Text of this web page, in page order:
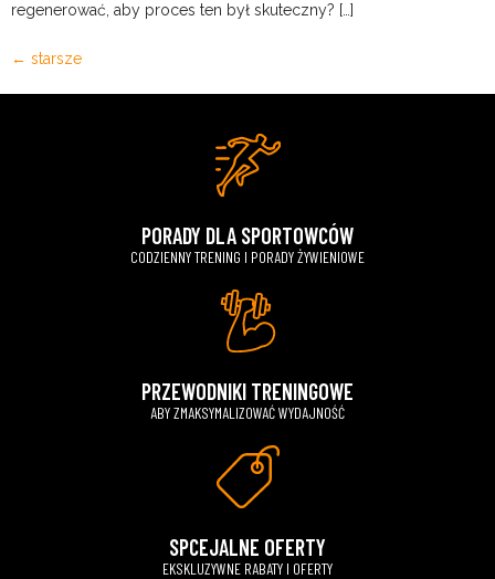
regenerować, aby proces ten był skuteczny? […]
← starsze
PORADY DLA SPORTOWCÓW
CODZIENNY TRENING I PORADY ŻYWIENIOWE
PRZEWODNIKI TRENINGOWE
ABY ZMAKSYMALIZOWAĆ WYDAJNOŚĆ
SPCEJALNE OFERTY
EKSKLUZYWNE RABATY I OFERTY